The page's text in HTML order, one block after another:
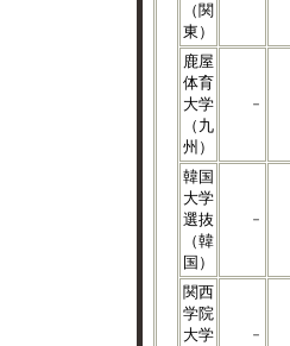
（関
東）
鹿屋
体育
大学
（九
州）
－
韓国
大学
選抜
（韓
国）
－
関西
学院
大学
－